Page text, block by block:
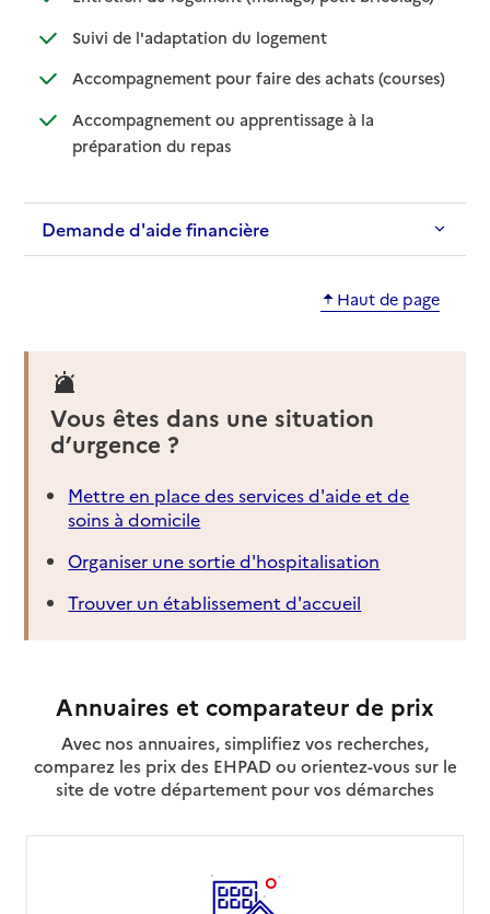
Suivi de l'adaptation du logement: disponible
: non disponible
Accompagnement pour faire des achats (courses)
:
: non
Accompagnement ou apprentissage à la
préparation du repas: disponible
: non disponible
Demande d'aide financière
Haut de page
Vous êtes dans une situation
d’urgence ?
Mettre en place des services d'aide et de
soins à domicile
Organiser une sortie d'hospitalisation
Trouver un établissement d'accueil
Annuaires et comparateur de prix
Avec nos annuaires, simplifiez vos recherches,
comparez les prix des EHPAD ou orientez-vous sur le
site de votre département pour vos démarches